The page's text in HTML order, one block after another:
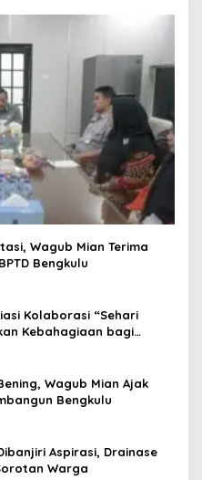
Wagub Mian Terima
Bengkulu
Kolaborasi “Sehari
Kebahagiaan bagi
Wagub Mian Ajak
Bengkulu
Aspirasi, Drainase
Warga